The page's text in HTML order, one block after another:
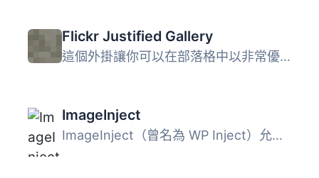
Flickr Justified Gallery
這個外掛讓你可以在部落格中以非常優雅且炫酷的佈局方式，顯...
ImageInject
ImageInject（曾名為 WP Inject）允許您輕鬆地在 WordPress ...